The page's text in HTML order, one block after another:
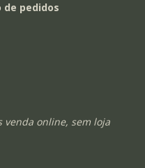
pedidos
venda online, sem loja